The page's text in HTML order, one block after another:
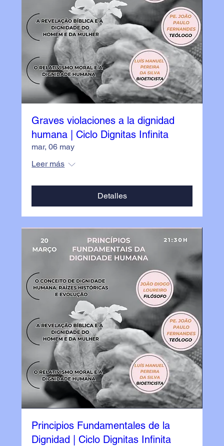
Graves violaciones a la dignidad
humana | Ciclo Dignitas Infinita
mar, 06 may
Leer más
Detalles
Principios Fundamentales de la
Dignidad | Ciclo Dignitas Infinita